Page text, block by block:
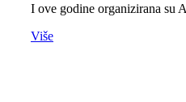
I ove godine organizirana su
Više